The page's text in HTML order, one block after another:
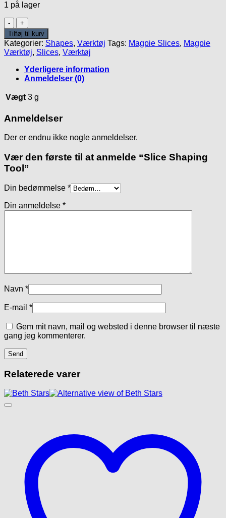
1 på lager
Slice
Shaping
Tool
antal
Tilføj til kurv
Kategorier: Shapes, Værktøj Tags: Magpie Slices, Magpie
Værktøj, Slices, Værktøj
Yderligere information
Anmeldelser (0)
Vægt 3 g
Anmeldelser
Der er endnu ikke nogle anmeldelser.
Vær den første til at anmelde “Slice Shaping
Tool”
Din bedømmelse *
Din anmeldelse *
Navn *
E-mail *
Gem mit navn, mail og websted i denne browser til næste
gang jeg kommenterer.
Relaterede varer